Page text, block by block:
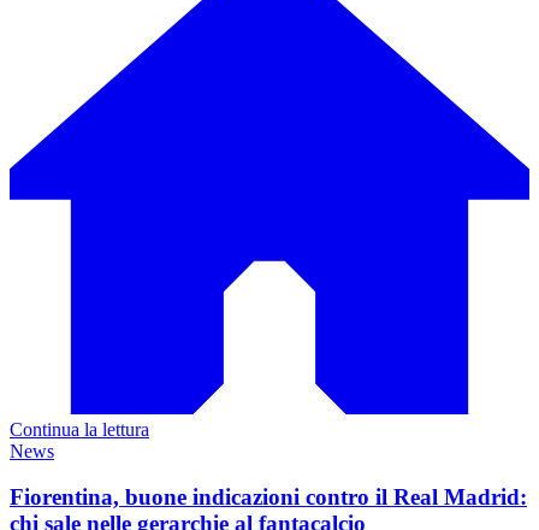
Continua la lettura
News
Fiorentina, buone indicazioni contro il Real Madrid:
chi sale nelle gerarchie al fantacalcio